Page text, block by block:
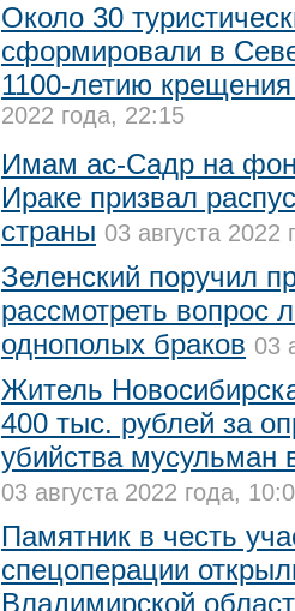
Около 30
сформировали в
1100-летию
2022 года, 22:15
Имам ас-Садр на
Ираке призвал
страны 03 августа 2022
Зеленский поручил
рассмотреть вопрос
однополых браков 03
Житель
400 тыс. рублей за
убийства мусульман
03 августа 2022 года,
Памятник в честь
спецоперации
Владимирской